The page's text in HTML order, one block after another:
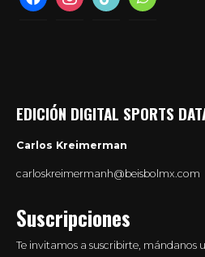
EDICIÓN DIGITAL SPORTS
Carlos Kreimerman
carloskreimermanh@beisbolmx.com
Suscripciones
Te invitamos a suscribirte, mándanos